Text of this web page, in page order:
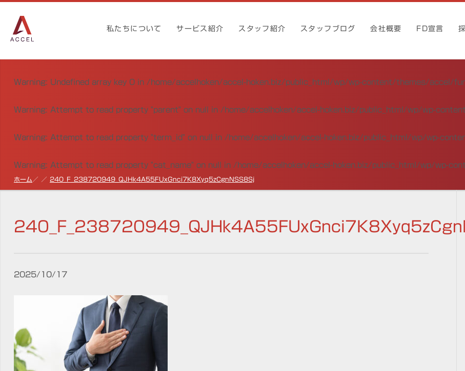
私たちについて サービス紹介 スタッフ紹介 スタッフブログ 会社概要 FD宣言
Warning: Undefined array key 0 in /home/accelhoken/accel-hoken.biz/public_html/wp/wp-content/themes/accel/
Warning: Attempt to read property "parent" on null in /home/accelhoken/accel-hoken.biz/public_html/wp/wp-
Warning: Attempt to read property "term_id" on null in /home/accelhoken/accel-hoken.biz/public_html/wp/wp-
Warning: Attempt to read property "cat_name" on null in /home/accelhoken/accel-hoken.biz/public_html/wp/wp-
ホーム 240_F_238720949_QJHk4A55FUxGnci7K8Xyq5zCgnNSS8Sj
2025/10/17